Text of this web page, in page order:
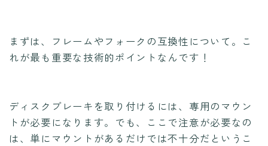
まずは、フレームやフォークの互換性について。こ
れが最も重要な技術的ポイントなんです！
ディスクブレーキを取り付けるには、専用のマウン
トが必要になります。でも、ここで注意が必要なの
は、単にマウントがあるだけでは不十分だというこ